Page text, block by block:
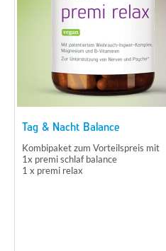
Tag & Nacht Balance
Kombipaket zum Vorteilspreis mit
1x premi schlaf balance
1 x premi relax